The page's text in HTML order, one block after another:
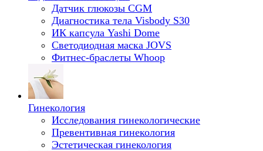
Датчик глюкозы CGM
Диагностика тела Visbody S30
ИК капсула Yashi Dome
Светодиодная маска JOVS
Фитнес-браслеты Whoop
Гинекология
Исследования гинекологические
Превентивная гинекология
Эстетическая гинекология